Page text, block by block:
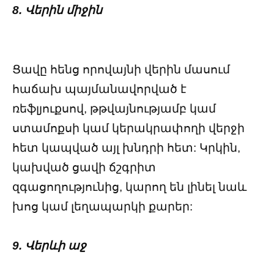
8. Վերին միջին
Ցավը հենց որովայնի վերին մասում
հաճախ պայմանավորված է
ռեֆլյուքսով, թթվայնությամբ կամ
ստամոքսի կամ կերակրափողի վերջի
հետ կապված այլ խնդրի հետ: Կրկին,
կախված ցավի ճշգրիտ
զգացողությունից, կարող են լինել նաև
խոց կամ լեղապարկի քարեր:
9. Վերևի աջ